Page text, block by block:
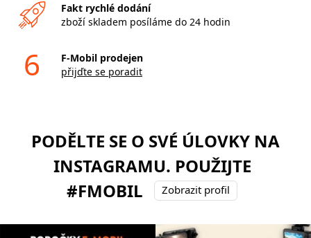
Fakt rychlé dodání
zboží skladem posíláme do 24 hodin
6
F-Mobil prodejen
přijďte se poradit
PODĚLTE SE O SVÉ ÚLOVKY NA
INSTAGRAMU. POUŽIJTE
#FMOBIL
Zobrazit profil